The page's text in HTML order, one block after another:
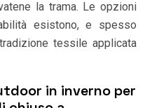
la trama. Le opzioni
esistono, e spesso
tessile applicata
in inverno per